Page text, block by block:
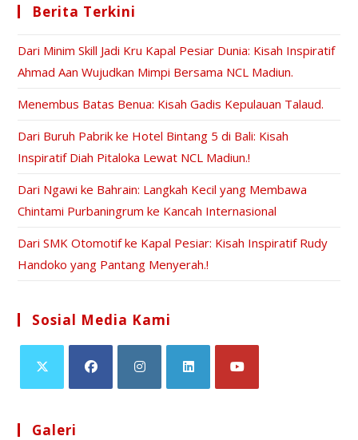
Berita Terkini
Dari Minim Skill Jadi Kru Kapal Pesiar Dunia: Kisah Inspiratif
Ahmad Aan Wujudkan Mimpi Bersama NCL Madiun.
Menembus Batas Benua: Kisah Gadis Kepulauan Talaud.
Dari Buruh Pabrik ke Hotel Bintang 5 di Bali: Kisah
Inspiratif Diah Pitaloka Lewat NCL Madiun.!
Dari Ngawi ke Bahrain: Langkah Kecil yang Membawa
Chintami Purbaningrum ke Kancah Internasional
Dari SMK Otomotif ke Kapal Pesiar: Kisah Inspiratif Rudy
Handoko yang Pantang Menyerah.!
Sosial Media Kami
Galeri